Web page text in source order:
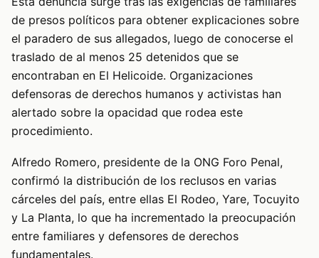
de presos políticos para obtener explicaciones sobre
el paradero de sus allegados, luego de conocerse el
traslado de al menos 25 detenidos que se
encontraban en El Helicoide. Organizaciones
defensoras de derechos humanos y activistas han
alertado sobre la opacidad que rodea este
procedimiento.
Alfredo Romero, presidente de la ONG Foro Penal,
confirmó la distribución de los reclusos en varias
cárceles del país, entre ellas El Rodeo, Yare, Tocuyito
y La Planta, lo que ha incrementado la preocupación
entre familiares y defensores de derechos
fundamentales.